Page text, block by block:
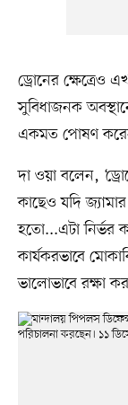
ড্রোনের ক্ষেত্রেও
সুবিধাজনক
একমত পোষণ
দা ওয়া বলেন,
কাছেও যদি
হতো...এটা নির্ভর
কার্যকরভাবে
ভালোভাবে রক্ষা